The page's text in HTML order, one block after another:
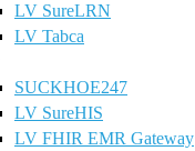
LV SureLRN
LV Tabca
SUCKHOE247
LV SureHIS
LV FHIR EMR Gateway